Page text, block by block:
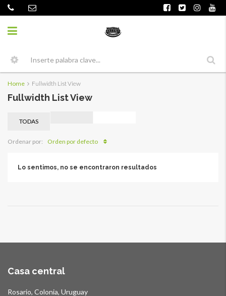
Home Fullwidth List View
Fullwidth List View
TODAS
Ordenar por: Orden por defecto
Lo sentimos, no se encontraron resultados
Casa central
Rosario, Colonia, Uruguay